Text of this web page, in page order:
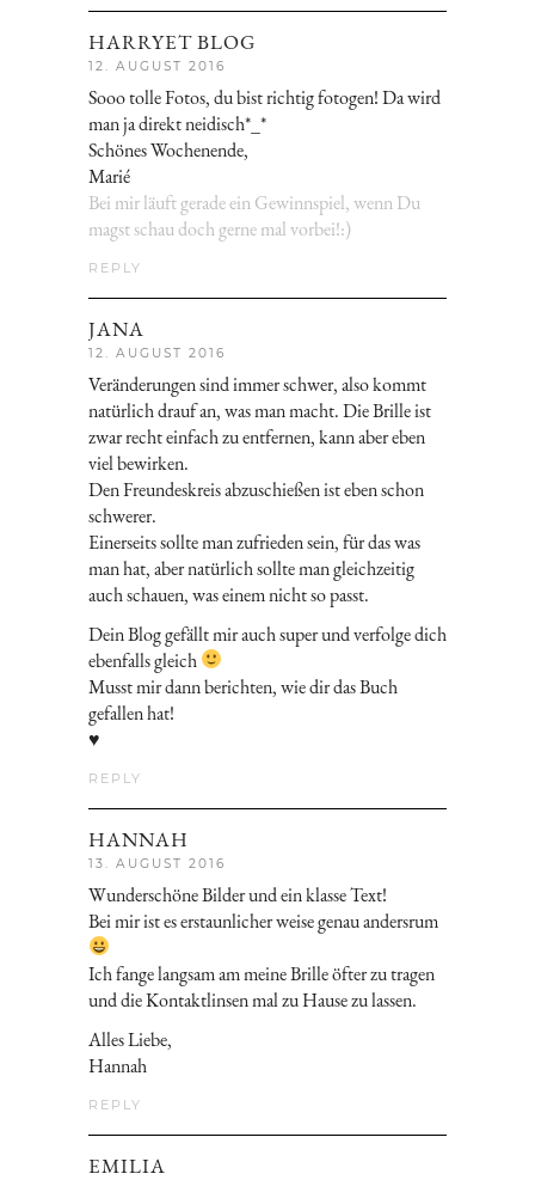
HARRYET BLOG
12. AUGUST 2016
Sooo tolle Fotos, du bist richtig fotogen! Da wird
man ja direkt neidisch*_*
Schönes Wochenende,
Marié
Bei mir läuft gerade ein Gewinnspiel, wenn Du
magst schau doch gerne mal vorbei!:)
REPLY
JANA
12. AUGUST 2016
Veränderungen sind immer schwer, also kommt
natürlich drauf an, was man macht. Die Brille ist
zwar recht einfach zu entfernen, kann aber eben
viel bewirken.
Den Freundeskreis abzuschießen ist eben schon
schwerer.
Einerseits sollte man zufrieden sein, für das was
man hat, aber natürlich sollte man gleichzeitig
auch schauen, was einem nicht so passt.
Dein Blog gefällt mir auch super und verfolge dich
ebenfalls gleich
Musst mir dann berichten, wie dir das Buch
gefallen hat!
♥
REPLY
HANNAH
13. AUGUST 2016
Wunderschöne Bilder und ein klasse Text!
Bei mir ist es erstaunlicher weise genau andersrum
Ich fange langsam am meine Brille öfter zu tragen
und die Kontaktlinsen mal zu Hause zu lassen.
Alles Liebe,
Hannah
REPLY
EMILIA